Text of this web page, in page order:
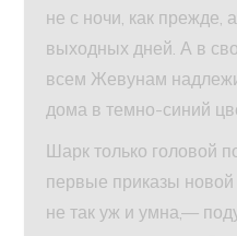
не с ночи, как прежде,
выходных дней. А в
всем Жевунам
дома в темно-синий
Шарк только головой
первые приказы новой
не так уж и умна,—